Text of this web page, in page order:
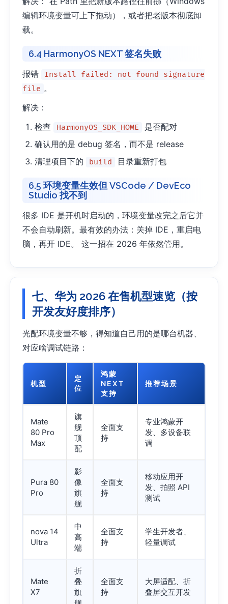
编辑环境变量可上下拖动），或者把老版本彻底卸
载。
6.4 HarmonyOS NEXT 签名失败
报错
Install failed: not found signature
file 。
解决：
检查
HarmonyOS_SDK_HOME
是否配对
确认用的是 debug 签名，而不是 release
清理项目下的
build 目录重新打包
6.5 环境变量生效但 VSCode / DevEco
Studio 找不到
很多 IDE 是开机时启动的，环境变量改完之后它并
不会自动刷新。最有效的办法：关掉 IDE，重启电
脑，再开 IDE。 这一招在 2026 年依然管用。
七、华为 2026 在售机型速览（按
开发友好度排序）
光配环境变量不够，得知道自己用的是哪台机器、
对应啥调试链路：
机型
定
位
鸿蒙
NEXT
支持
推荐场景
Mate
80 Pro
Max
旗
舰
顶
配
全面支
持
专业鸿蒙开
发、多设备联
调
Pura 80
Pro
影
像
旗
舰
全面支
持
移动应用开
发、拍照 API
测试
nova 14
Ultra
中
高
端
全面支
持
学生开发者、
轻量调试
Mate
X7
折
叠
旗
全面支
持
大屏适配、折
叠屏交互开发